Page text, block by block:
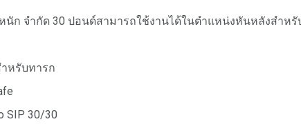
นัก จำกัด 30 ปอนด์สามารถใช้งานได้ในตำแหน่งหันหลังสำหรั
ำหรับทารก
SIP 30/30